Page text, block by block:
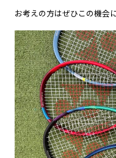
お考えの方はぜひこの機会